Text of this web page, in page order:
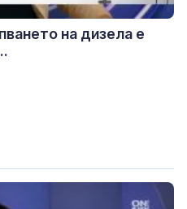
на дизела е